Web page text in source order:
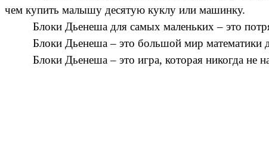
чем купить малышу десятую куклу или машинку.
Блоки Дьенеша для самых маленьких – это
Блоки Дьенеша – это большой мир математики
Блоки Дьенеша – это игра, которая никогда не